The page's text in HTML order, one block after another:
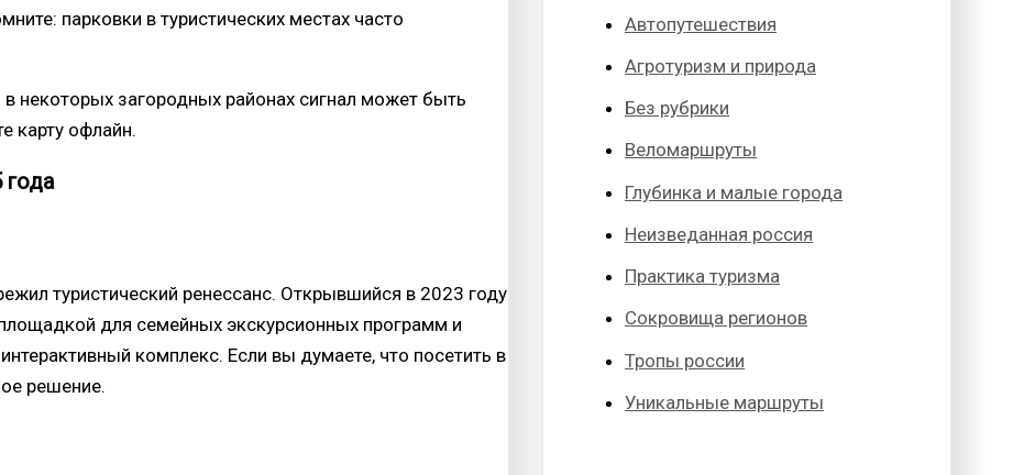
парковки в туристических местах часто
в некоторых загородных районах сигнал может быть
карту офлайн.
туристический ренессанс. Открывшийся в 2023 году
для семейных экскурсионных программ и
комплекс. Если вы думаете, что посетить в
решение.
Автопутешествия
Агротуризм и природа
Без рубрики
Веломаршруты
Глубинка и малые города
Неизведанная россия
Практика туризма
Сокровища регионов
Тропы россии
Уникальные маршруты